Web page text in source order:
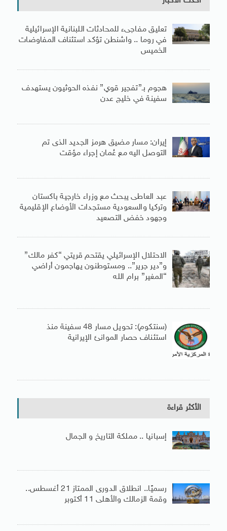
تعليق مفاجىء للمحادثات اللبنانية الإسرائيلية
في روما .. واشنطن تؤكد استئناف المفاوضات
الخميس
هجوم بـ”تفجير قوي” نفذه الحوثيون يستهدف
سفينة في خليج عدن
إيران: مسار مضيق هرمز الجديد الذى تم
التوصل اليه مع عُمان إجراء مؤقت
عبد العاطى يبحث مع وزراء خارجية باكستان
وتركيا والسعودية مستجدات الأوضاع الإقليمية
وجهود خفض التصعيد
الاحتلال الإسرائيلي يقتحم قريتي “كفر مالك”
و”دير جرير”.. ومستوطنون يهاجمون أراضي
“المغير” برام الله
(سنتكوم): تحويل مسار 48 سفينة منذ
استئناف حصار الموانئ الإيرانية
الأكثر قراءة
إسبانيا .. مملكة التاريخ و الجمال
رسميًا.. انطلاق الدورى الممتاز 21 أغسطس..
وقمة الزمالك والأهلى 11 أكتوبر